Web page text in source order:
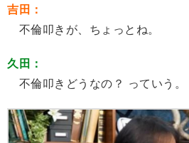
吉田：
不倫叩きが、ちょっとね。
久田：
不倫叩きどうなの？ っていう。